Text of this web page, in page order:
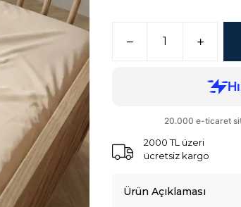
2000 TL üzeri
ücretsiz kargo
Ürün Açıklaması